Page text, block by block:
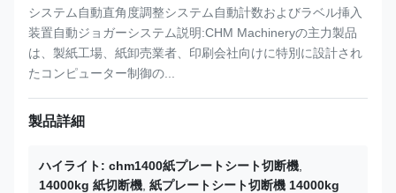
システム自動直角度調整システム自動計数およびラベル挿入
装置自動ジョガーシステム説明:CHM Machineryの主力製品
は、製紙工場、紙卸売業者、印刷会社向けに特別に設計され
たコンピューター制御の...
製品詳細
ハイライト: chm1400紙プレートシート切断機
14000kg 紙切断機 紙プレートシート切断機 14000kg